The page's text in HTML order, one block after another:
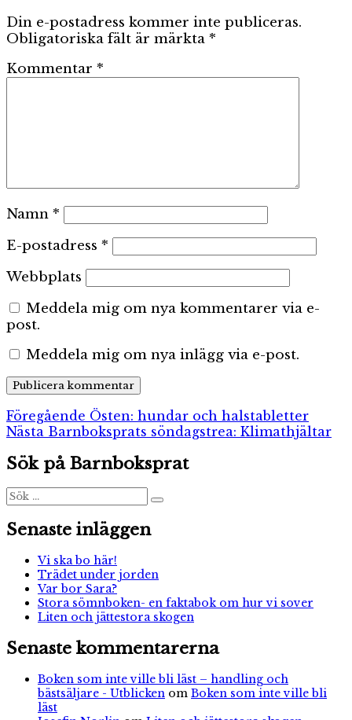
Din e-postadress kommer inte publiceras.
Obligatoriska fält är märkta *
Kommentar *
Namn *
E-postadress *
Webbplats
Meddela mig om nya kommentarer via e-
post.
Meddela mig om nya inlägg via e-post.
Inläggsnavigering
Föregående Föregående
inlägg:
Östen: hundar och halstabletter
Nästa Nästa
Barnboksprats söndagstrea: Klimathjältar
Sök på Barnboksprat
Sök
efter:
Sök
Senaste inläggen
Vi ska bo här!
Trädet under jorden
Var bor Sara?
Stora sömnboken- en faktabok om hur vi sover
Liten och jättestora skogen
Senaste kommentarerna
Boken som inte ville bli läst – handling och
bästsäljare - Utblicken om Boken som inte ville bli
läst